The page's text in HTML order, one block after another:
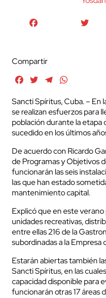
Compartir
FacebookTwitterTelegram
Sancti Spíritus, Cuba. – En
se realizan esfuerzos para
población durante la etapa
sucedido en los últimos
De acuerdo con Ricardo
de Programas y Objetivos
funcionarán las seis
las que han estado
mantenimiento capital.
Explicó que en este
unidades recreativas,
entre ellas 216 de la
subordinadas a la Empresa
Estarán abiertas también
Sancti Spíritus, en las
capacidad disponible para
funcionarán otras 17 áreas